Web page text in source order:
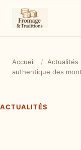
Accueil / Actualités
authentique des
ACTUALITÉS